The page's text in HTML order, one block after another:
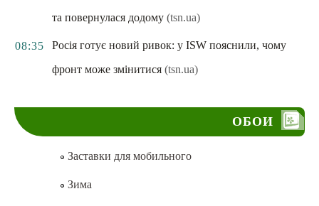
та повернулася додому (tsn.ua)
08:35
Росія готує новий ривок: у ISW пояснили, чому
фронт може змінитися (tsn.ua)
ОБОИ
Заставки для мобильного
Зима